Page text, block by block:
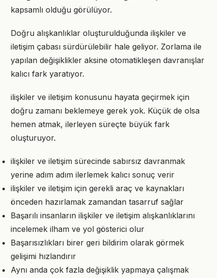
kapsamlı olduğu görülüyor.
Doğru alışkanlıklar oluşturulduğunda ilişkiler ve
iletişim çabası sürdürülebilir hale geliyor. Zorlama ile
yapılan değişiklikler aksine otomatikleşen davranışlar
kalıcı fark yaratıyor.
ilişkiler ve iletişim konusunu hayata geçirmek için
doğru zamanı beklemeye gerek yok. Küçük de olsa
hemen atmak, ilerleyen süreçte büyük fark
oluşturuyor.
ilişkiler ve iletişim sürecinde sabırsız davranmak
yerine adım adım ilerlemek kalıcı sonuç verir
ilişkiler ve iletişim için gerekli araç ve kaynakları
önceden hazırlamak zamandan tasarruf sağlar
Başarılı insanların ilişkiler ve iletişim alışkanlıklarını
incelemek ilham ve yol gösterici olur
Başarısızlıkları birer geri bildirim olarak görmek
gelişimi hızlandırır
Aynı anda çok fazla değişiklik yapmaya çalışmak